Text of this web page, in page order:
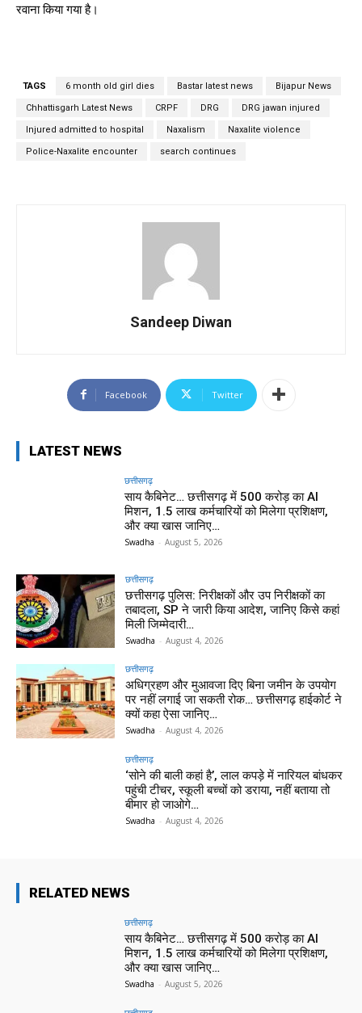
रवाना किया गया है।
TAGS 6 month old girl dies Bastar latest news Bijapur News
Chhattisgarh Latest News CRPF DRG DRG jawan injured
Injured admitted to hospital Naxalism Naxalite violence
Police-Naxalite encounter search continues
Sandeep Diwan
Facebook Twitter
LATEST NEWS
छत्तीसगढ़
साय कैबिनेट… छत्तीसगढ़ में 500 करोड़ का AI
मिशन, 1.5 लाख कर्मचारियों को मिलेगा प्रशिक्षण,
और क्या खास जानिए…
Swadha - August 5, 2026
छत्तीसगढ़
छत्तीसगढ़ पुलिस: निरीक्षकों और उप निरीक्षकों का
तबादला, SP ने जारी किया आदेश, जानिए किसे कहां
मिली जिम्मेदारी…
Swadha - August 4, 2026
छत्तीसगढ़
अधिग्रहण और मुआवजा दिए बिना जमीन के उपयोग
पर नहीं लगाई जा सकती रोक… छत्तीसगढ़ हाईकोर्ट ने
क्यों कहा ऐसा जानिए…
Swadha - August 4, 2026
छत्तीसगढ़
‘सोने की बाली कहां है’, लाल कपड़े में नारियल बांधकर
पहुंची टीचर, स्कूली बच्चों को डराया, नहीं बताया तो
बीमार हो जाओगे…
Swadha - August 4, 2026
RELATED NEWS
छत्तीसगढ़
साय कैबिनेट… छत्तीसगढ़ में 500 करोड़ का AI
मिशन, 1.5 लाख कर्मचारियों को मिलेगा प्रशिक्षण,
और क्या खास जानिए…
Swadha - August 5, 2026